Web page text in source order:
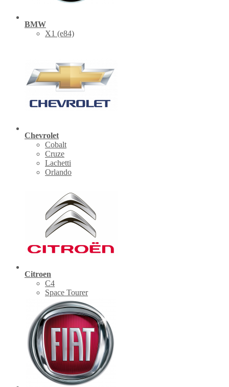
BMW
X1 (е84)
Chevrolet
Cobalt
Cruze
Lachetti
Orlando
Citroen
C4
Space Tourer